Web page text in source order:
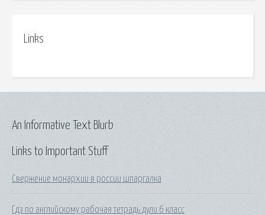
Links
Links to Important Stuff
Свержение монархии в россии шпаргалка
Гдз по английскому рабочая тетрадь дули 6 класс
An Informative Text Blurb